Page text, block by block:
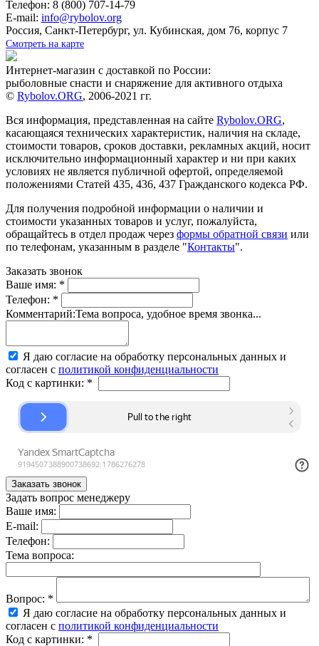
Телефон: 8 (800) 707-14-79
E-mail: info@rybolov.org
Россия, Санкт-Петербург, ул. Кубинская, дом 76, корпус 7
Смотреть на карте
Интернет-магазин с доставкой по России:
рыболовные снасти и снаряжение для активного отдыха
© Rybolov.ORG, 2006-2021 гг.
Вся информация, представленная на сайте Rybolov.ORG,
касающаяся технических характеристик, наличия на складе,
стоимости товаров, сроков доставки, рекламных акций, носит
исключительно информационный характер и ни при каких
условиях не является публичной офертой, определяемой
положениями Статей 435, 436, 437 Гражданского кодекса РФ.
Для получения подробной информации о наличии и
стоимости указанных товаров и услуг, пожалуйста,
обращайтесь в отдел продаж через формы обратной связи или
по телефонам, указанным в разделе "Контакты".
Заказать звонок
Ваше имя: *
Телефон: *
Комментарий:Тема вопроса, удобное время звонка...
Я даю согласие на обработку персональных данных и
согласен с политикой конфиденциальности
Код с картинки: *
Задать вопрос менеджеру
Ваше имя:
E-mail:
Телефон:
Тема вопроса:
Вопрос: *
Я даю согласие на обработку персональных данных и
согласен с политикой конфиденциальности
Код с картинки: *